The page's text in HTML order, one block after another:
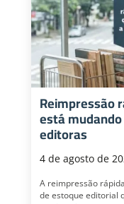
Reimpressão
está
editoras
4 de agosto de
A reimpressão
de estoque editorial